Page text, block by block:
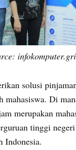
solusi
mahasiswa. Di
merupakan
tinggi
Indonesia.